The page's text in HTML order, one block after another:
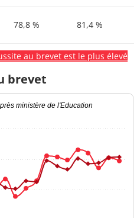
78,8 % 81,4 %
au brevet est le plus élevé
brevet
ministère de l'Education